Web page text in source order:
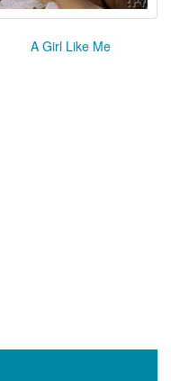
A Girl Like Me